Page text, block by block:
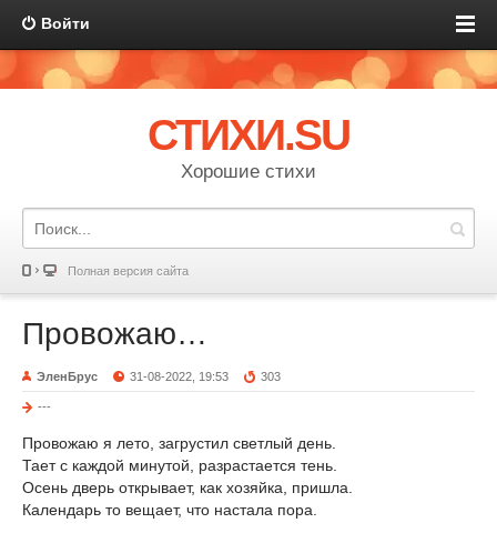
Войти
СТИХИ.SU
Хорошие стихи
Полная версия сайта
Провожаю…
ЭленБрус 31-08-2022, 19:53 303
---
Провожаю я лето, загрустил светлый день.
Тает с каждой минутой, разрастается тень.
Осень дверь открывает, как хозяйка, пришла.
Календарь то вещает, что настала пора.